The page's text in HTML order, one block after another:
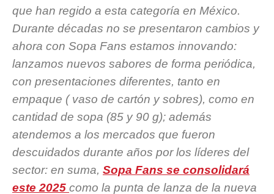
que han regido a esta categoría en México.
Durante décadas no se presentaron cambios y
ahora con Sopa Fans estamos innovando:
lanzamos nuevos sabores de forma periódica,
con presentaciones diferentes, tanto en
empaque ( vaso de cartón y sobres), como en
cantidad de sopa (85 y 90 g); además
atendemos a los mercados que fueron
descuidados durante años por los líderes del
sector: en suma, Sopa Fans se consolidará
este 2025 como la punta de lanza de la nueva